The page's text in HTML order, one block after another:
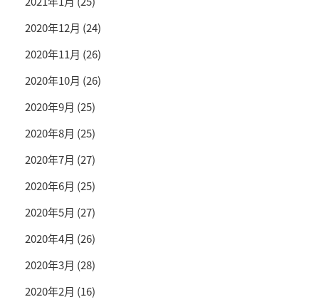
2020年12月 (24)
2020年11月 (26)
2020年10月 (26)
2020年9月 (25)
2020年8月 (25)
2020年7月 (27)
2020年6月 (25)
2020年5月 (27)
2020年4月 (26)
2020年3月 (28)
2020年2月 (16)